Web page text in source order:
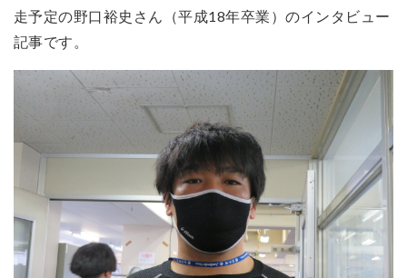
走予定の野口裕史さん（平成18年卒業）のインタビュー
記事です。